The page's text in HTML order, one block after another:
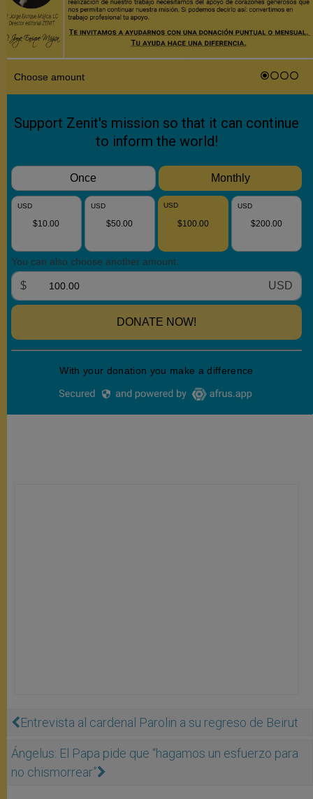
Entrevista al cardenal Parolin a su regreso de Beirut
Ángelus: El Papa pide que “hagamos un esfuerzo para
no chismorrear”